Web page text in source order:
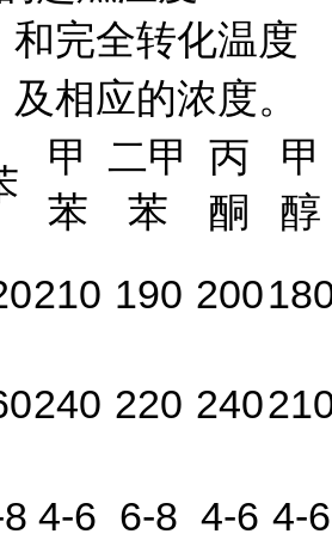
和完全转化温度
及相应的浓度。
甲
苯
二甲
苯
丙
酮
甲
醇
210 190 200
240 220 240
4-6 6-8 4-6 4-6